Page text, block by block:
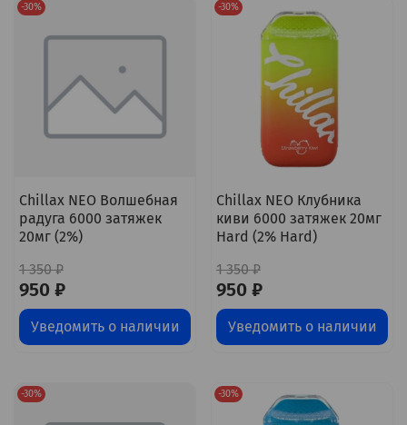
-30%
Chillax NEO Волшебная
радуга 6000 затяжек
20мг (2%)
1 350 ₽
950 ₽
Уведомить о наличии
-30%
Chillax NEO Клубника
киви 6000 затяжек 20мг
Hard (2% Hard)
1 350 ₽
950 ₽
Уведомить о наличии
-30% -30%